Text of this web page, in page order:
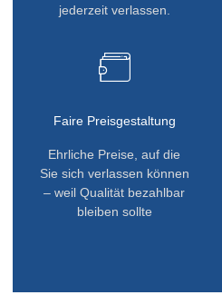
jederzeit verlassen.
Faire Preisgestaltung
Ehrliche Preise, auf die
Sie sich verlassen können
– weil Qualität bezahlbar
bleiben sollte